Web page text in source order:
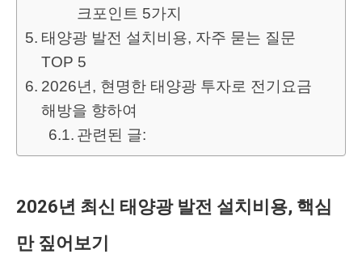
크포인트 5가지
태양광 발전 설치비용, 자주 묻는 질문
TOP 5
2026년, 현명한 태양광 투자로 전기요금
해방을 향하여
관련된 글:
2026년 최신 태양광 발전 설치비용, 핵심
만 짚어보기